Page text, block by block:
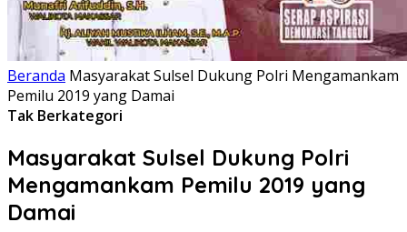
Beranda Masyarakat Sulsel Dukung Polri Mengamankam
Pemilu 2019 yang Damai
Tak Berkategori
Masyarakat Sulsel Dukung Polri
Mengamankam Pemilu 2019 yang
Damai